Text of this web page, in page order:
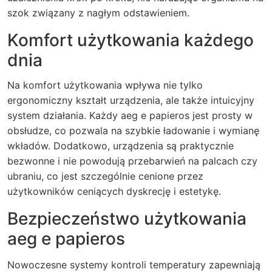
szok związany z nagłym odstawieniem.
Komfort użytkowania każdego
dnia
Na komfort użytkowania wpływa nie tylko
ergonomiczny kształt urządzenia, ale także intuicyjny
system działania. Każdy aeg e papieros jest prosty w
obsłudze, co pozwala na szybkie ładowanie i wymianę
wkładów. Dodatkowo, urządzenia są praktycznie
bezwonne i nie powodują przebarwień na palcach czy
ubraniu, co jest szczególnie cenione przez
użytkowników ceniących dyskrecję i estetykę.
Bezpieczeństwo użytkowania
aeg e papieros
Nowoczesne systemy kontroli temperatury zapewniają